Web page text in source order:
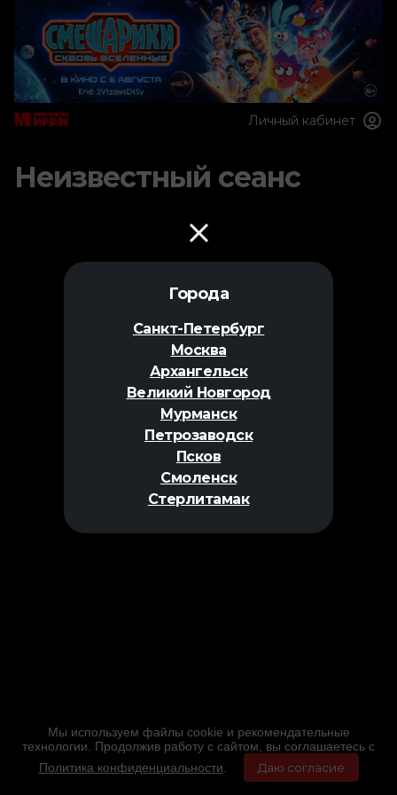
Города
Санкт-Петербург
Москва
Архангельск
Великий Новгород
Мурманск
Петрозаводск
Псков
Смоленск
Стерлитамак
Личный кабинет
Неизвестный сеанс
Мы используем файлы cookie и рекомендательные
технологии. Продолжив работу с сайтом, вы соглашаетесь с
Политика конфиденциальности
Даю согласие